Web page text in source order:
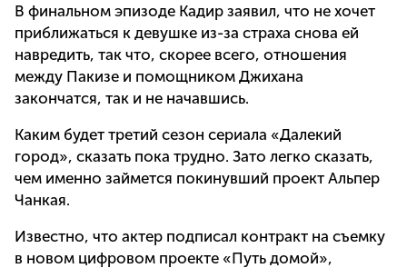
В финальном эпизоде Кадир заявил, что не хочет
приближаться к девушке из-за страха снова ей
навредить, так что, скорее всего, отношения
между Пакизе и помощником Джихана
закончатся, так и не начавшись.
Каким будет третий сезон сериала «Далекий
город», сказать пока трудно. Зато легко сказать,
чем именно займется покинувший проект Альпер
Чанкая.
Известно, что актер подписал контракт на съемку
в новом цифровом проекте «Путь домой»,